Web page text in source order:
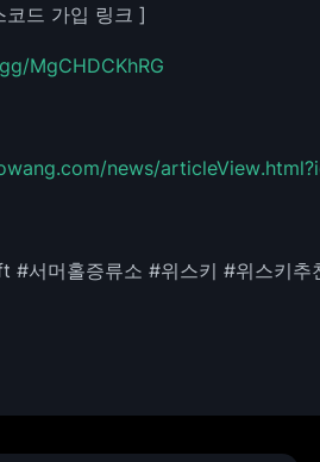
코드 가입 링크 ]
MgCHDCKhRG
news/
#서머홀증류소 #위스키 #위스키추